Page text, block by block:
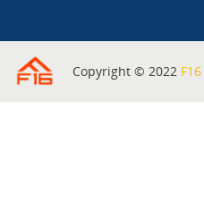
Copyright © 2022 F16